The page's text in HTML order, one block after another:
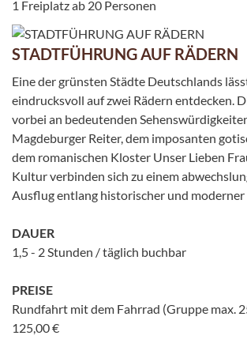
1 Freiplatz ab 20 Personen
STADTFÜHRUNG AUF RÄDERN
Eine der grünsten Städte Deutschlands
eindrucksvoll auf zwei Rädern entdecken.
vorbei an bedeutenden
Magdeburger Reiter, dem imposanten
dem romanischen Kloster Unser Lieben
Kultur verbinden sich zu einem
Ausflug entlang historischer und moderner
DAUER
1,5 - 2 Stunden / täglich buchbar
PREISE
Rundfahrt mit dem Fahrrad (Gruppe max.
125,00 €